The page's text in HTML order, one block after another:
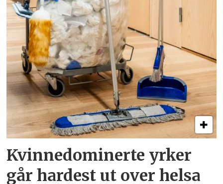
Kvinnedominerte yrker
går hardest ut over helsa